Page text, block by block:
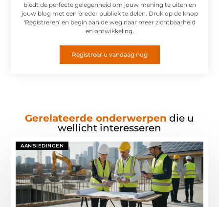
biedt de perfecte gelegenheid om jouw mening te uiten en
jouw blog met een breder publiek te delen. Druk op de knop
'Registreren' en begin aan de weg naar meer zichtbaarheid
en ontwikkeling.
Registreer u vandaag nog
Gerelateerde onderwerpen die u
wellicht interesseren
AANBIEDINGEN